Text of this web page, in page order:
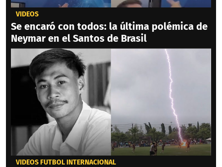
VIDEOS
Se encaró con todos: la última polémica de
Neymar en el Santos de Brasil
VIDEOS FÚTBOL INTERNACIONAL